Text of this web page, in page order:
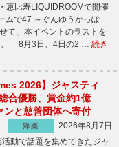
恵比寿LIQUIDROOMで開催
ムで47 ～ぐんゆうかっぽ
て、本イベントのラストを
。 8月3日、4日の2 … 続き
2026】ジャスティ
合優勝、賞金約1億
ンと慈善団体へ寄付
洋楽
2026年8月7日
動で話題を集めてきたジャ